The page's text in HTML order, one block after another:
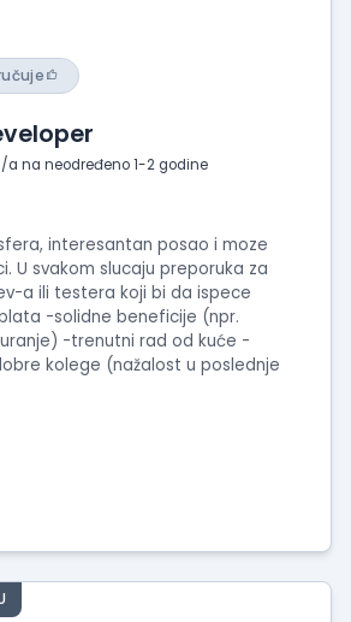
a na neodređeno 1-2 godine
interesantan posao i moze
U svakom slucaju preporuka za
a ili testera koji bi da ispece
-solidne beneficije (npr.
-trenutni rad od kuće -
kolege (nažalost u poslednje